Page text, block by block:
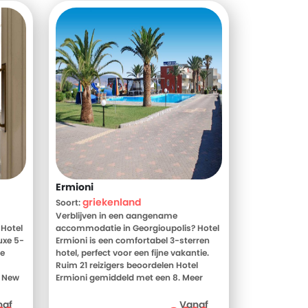
5-
Ermioni
Soort:griekenland
Verblijven in een aangename
accommodatie in Georgioupolis? Hotel
Ermioni is een comfortabel 3-sterren
hotel, perfect voor een fijne vakantie.
Ruim 21 reizigers beoordelen Hotel
Ermioni gemiddeld met een 8. Meer
beoordelingen van Hotel Ermioni, voor
Vanaf